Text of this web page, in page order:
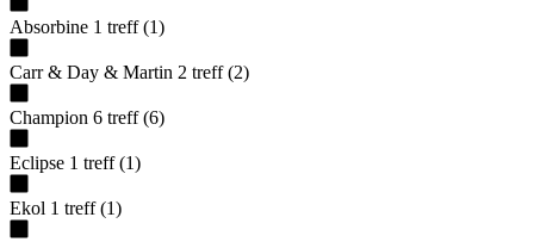
Absorbine 1 treff (1)
Carr & Day & Martin 2 treff (2)
Champion 6 treff (6)
Eclipse 1 treff (1)
Ekol 1 treff (1)